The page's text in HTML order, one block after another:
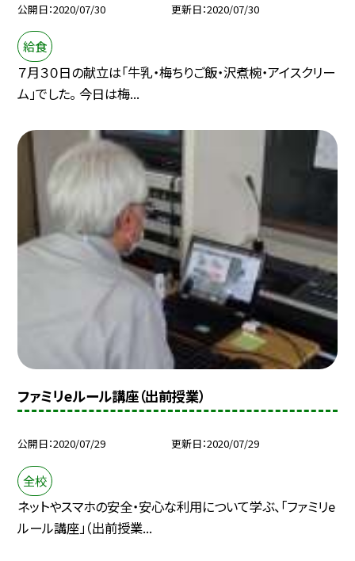
公開日 2020/07/30 更新日 2020/07/30
給食
７月３０日の献立は「牛乳・梅ちりご飯・沢煮椀・アイスクリー
ム」でした。 今日は梅...
ファミリeルール講座（出前授業）
公開日 2020/07/29 更新日 2020/07/29
全校
ネットやスマホの安全・安心な利用について学ぶ、「ファミリe
ルール講座」（出前授業...